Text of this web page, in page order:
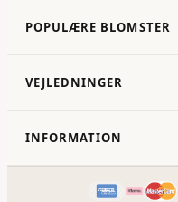
POPULÆRE BLOMSTER
VEJLEDNINGER
INFORMATION